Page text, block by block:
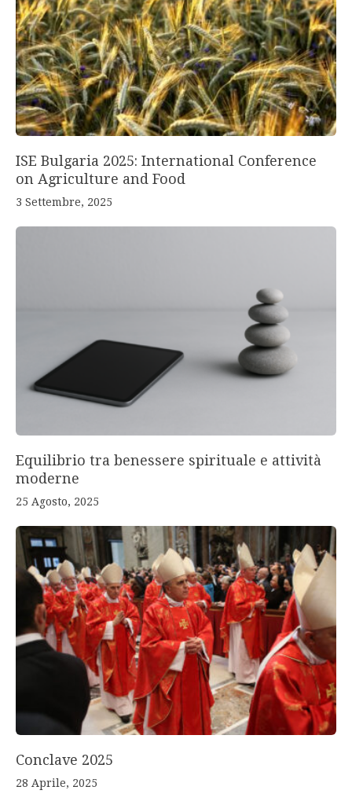
ISE Bulgaria 2025: International Conference
on Agriculture and Food
3 Settembre, 2025
Equilibrio tra benessere spirituale e attività
moderne
25 Agosto, 2025
Conclave 2025
28 Aprile, 2025